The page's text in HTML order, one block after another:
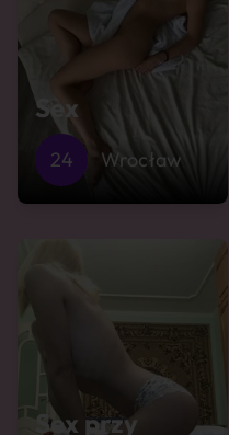
Sex
24 Wrocław
Sex przy